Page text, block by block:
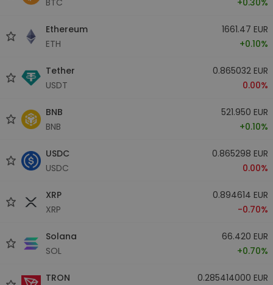
Ethereum
ETH
1661.47 EUR
+0.10%
Tether
USDT
0.865032 EUR
0.00%
BNB
BNB
521.950 EUR
+0.10%
USDC
USDC
0.865298 EUR
0.00%
XRP
XRP
0.894614 EUR
-0.70%
Solana
SOL
66.420 EUR
+0.70%
TRON
0.285414000 EUR